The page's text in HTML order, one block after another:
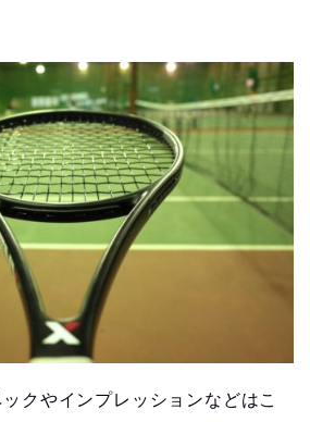
クやインプレッションなどはこ